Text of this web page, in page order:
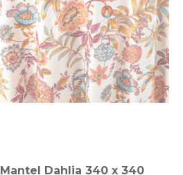
Mantel Dahlia 340 x 340